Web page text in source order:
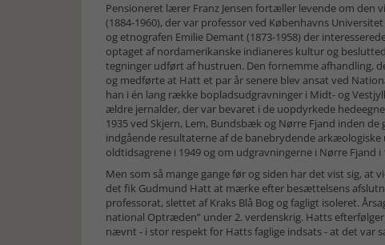
Pensioneret lærer Franz Jensen fortæller levende om
(1884-1960), der var professor ved Københavns
og etnografen Emilie Demant (1873-1958) der
optaget af nordamerikanske indianeres kultur og
tegninger udført af hustruen. Den fornemme afhandling,
og medførte at Hatt et par år senere blev ansat ved
han i én lang række bopladsudgravninger i Midt- og
ældre jernalder, der var bevaret i de uopdyrkede
1935 ved Skjern, Lem, Bundsbæk og Nørre Fjand inden
indgående resultaterne af de banebrydende
oldtidsagrene i 1949 og om udgravningerne i Nørre Fjand i
Men som så mange gange før og siden har det vist sig,
det fik Gudmund Hatt at mærke efter besættelsens
professorat, slettet af Kraks Blå Bog og fagligt isoleret.
national Optræden” under 2. verdenskrig. Hatts
nævnt - i stor respekt for Hatts faglige indsats - at det